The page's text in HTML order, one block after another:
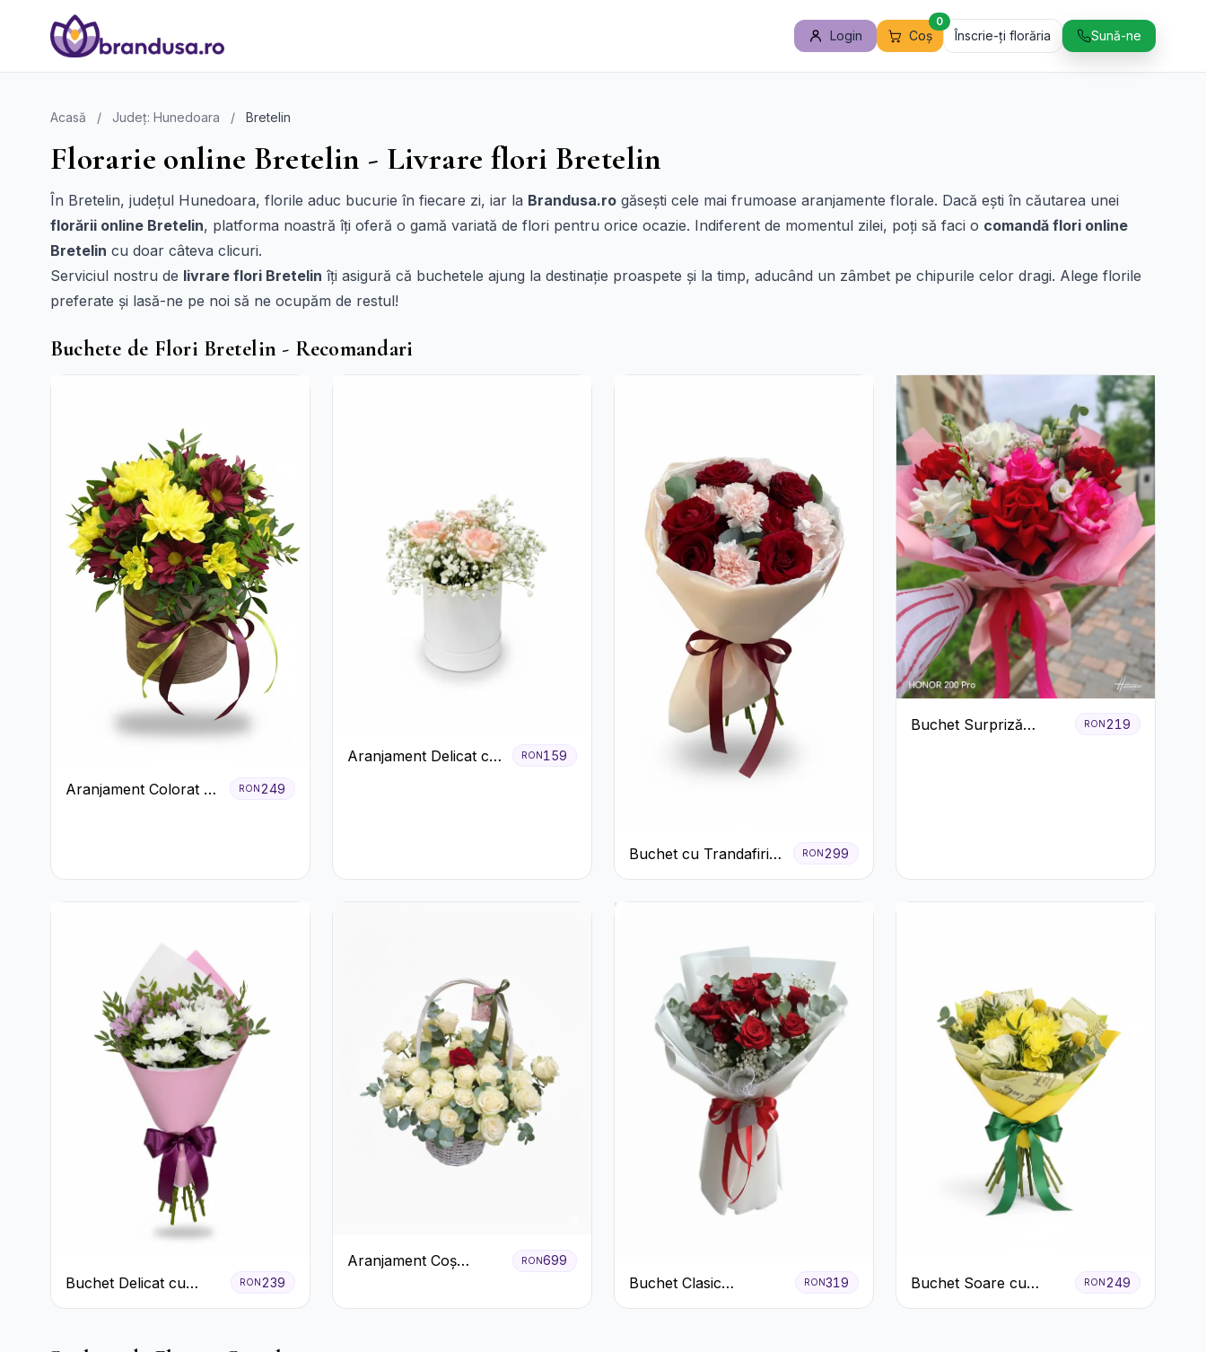
Login Coș
0
Înscrie-ți florăria Sună-ne
Acasă / Județ: Hunedoara / Bretelin
Florarie online Bretelin - Livrare flori Bretelin
În Bretelin, județul Hunedoara, florile aduc bucurie în fiecare zi, iar la Brandusa.ro găsești cele mai frumoase aranjamente florale. Dacă ești în căutarea unei
florării online Bretelin, platforma noastră îți oferă o gamă variată de flori pentru orice ocazie. Indiferent de momentul zilei, poți să faci o comandă flori online
Bretelin cu doar câteva clicuri.
Serviciul nostru de livrare flori Bretelin îți asigură că buchetele ajung la destinație proaspete și la timp, aducând un zâmbet pe chipurile celor dragi. Alege florile
preferate și lasă-ne pe noi să ne ocupăm de restul!
Buchete de Flori Bretelin - Recomandari
Aranjament Colorat cu
RON 249
Aranjament Delicat cu
RON159
Buchet cu Trandafiri
Roșii și Garoafe Roz
RON299
Buchet Surpriză
RON219
Buchet Delicat cu
Crizanteme Albe și
RON 239
Aranjament Coș
Accent Roșu
RON699
Buchet Clasic
Trandafiri Roșii și
RON319
Buchet Soare cu
Crizanteme Galbene și
RON 249